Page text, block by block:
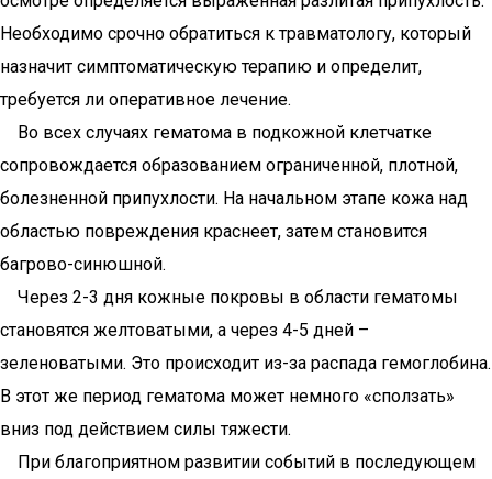
Необходимо срочно обратиться к травматологу, который
назначит симптоматическую терапию и определит,
требуется ли оперативное лечение.
Во всех случаях гематома в подкожной клетчатке
сопровождается образованием ограниченной, плотной,
болезненной припухлости. На начальном этапе кожа над
областью повреждения краснеет, затем становится
багрово-синюшной.
Через 2-3 дня кожные покровы в области гематомы
становятся желтоватыми, а через 4-5 дней –
зеленоватыми. Это происходит из-за распада гемоглобина.
В этот же период гематома может немного «сползать»
вниз под действием силы тяжести.
При благоприятном развитии событий в последующем